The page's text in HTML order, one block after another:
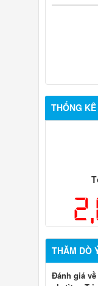
THỐNG
THĂM DÒ
Đánh giá